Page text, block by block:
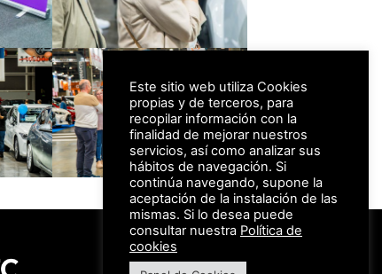
#FeriaAutomovil25
Este sitio web utiliza Cookies
propias y de terceros, para
recopilar información con la
finalidad de mejorar nuestros
servicios, así como analizar sus
hábitos de navegación. Si
continúa navegando, supone la
aceptación de la instalación de las
mismas. Si lo desea puede
consultar nuestra Política de
cookies